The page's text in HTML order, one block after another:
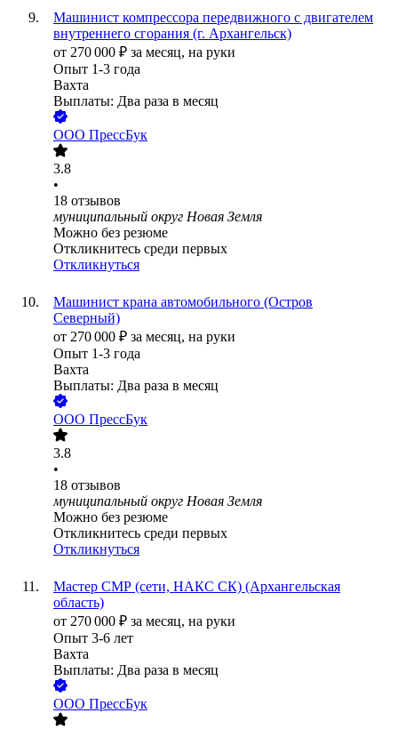
Машинист компрессора передвижного с двигателем
внутреннего сгорания (г. Архангельск)
от 270 000 ₽ за месяц, на руки
Опыт 1-3 года
Вахта
Выплаты: Два раза в месяц
ООО ПрессБук
3.8
•
18 отзывов
муниципальный округ Новая Земля
Можно без резюме
Откликнитесь среди первых
Откликнуться
Машинист крана автомобильного (Остров
Северный)
от 270 000 ₽ за месяц, на руки
Опыт 1-3 года
Вахта
Выплаты: Два раза в месяц
ООО ПрессБук
3.8
•
18 отзывов
муниципальный округ Новая Земля
Можно без резюме
Откликнитесь среди первых
Откликнуться
Мастер СМР (сети, НАКС СК) (Архангельская
область)
от 270 000 ₽ за месяц, на руки
Опыт 3-6 лет
Вахта
Выплаты: Два раза в месяц
ООО ПрессБук